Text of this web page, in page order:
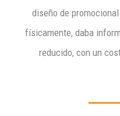
diseño de
físicamente, daba
reducido, con un